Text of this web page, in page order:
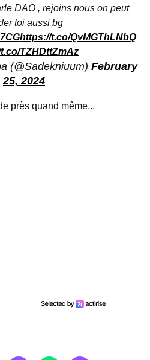
DAO , rejoins nous on peut
toi aussi bg
https://t.co/QvMGThLNbQ
TZHDttZmAz
(@Sadekniuum) February
25, 2024
près quand même...